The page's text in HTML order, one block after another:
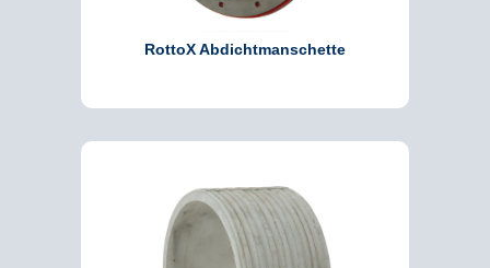
RottoX Abdichtmanschette